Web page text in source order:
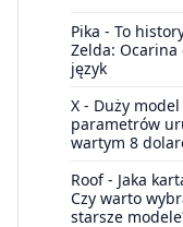
Pika - To
Zelda: Ocarina
język
X - Duży
parametrów
wartym 8
Roof- Jaka
Czy warto
starsze